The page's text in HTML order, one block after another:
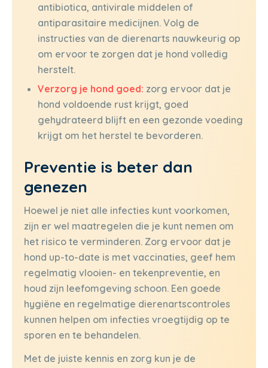
antibiotica, antivirale middelen of
antiparasitaire medicijnen. Volg de
instructies van de dierenarts nauwkeurig op
om ervoor te zorgen dat je hond volledig
herstelt.
Verzorg je hond goed: zorg ervoor dat je
hond voldoende rust krijgt, goed
gehydrateerd blijft en een gezonde voeding
krijgt om het herstel te bevorderen.
Preventie is beter dan
genezen
Hoewel je niet alle infecties kunt voorkomen,
zijn er wel maatregelen die je kunt nemen om
het risico te verminderen. Zorg ervoor dat je
hond up-to-date is met vaccinaties, geef hem
regelmatig vlooien- en tekenpreventie, en
houd zijn leefomgeving schoon. Een goede
hygiëne en regelmatige dierenartscontroles
kunnen helpen om infecties vroegtijdig op te
sporen en te behandelen.
Met de juiste kennis en zorg kun je de